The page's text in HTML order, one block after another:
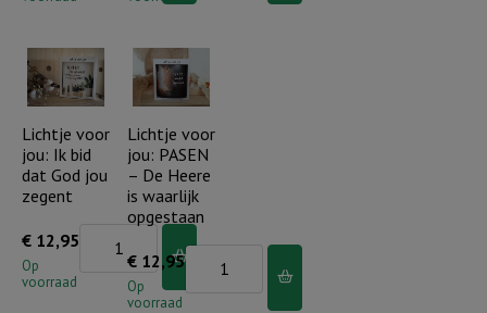
hoop
en
de
grootste
is
liefde
jou:
wanneer
het
moeilijk
is
aantal
Lichtje voor
jou: Ik bid
dat God jou
zegent
€ 12,95
Op
voorraad
Lichtje voor
jou: PASEN
– De Heere
is waarlijk
opgestaan
€ 12,95
Op
voorraad
Lichtje
voor